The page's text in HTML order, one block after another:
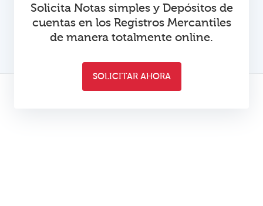
Solicita Notas simples y Depósitos de
cuentas en los Registros Mercantiles
de manera totalmente online.
SOLICITAR AHORA